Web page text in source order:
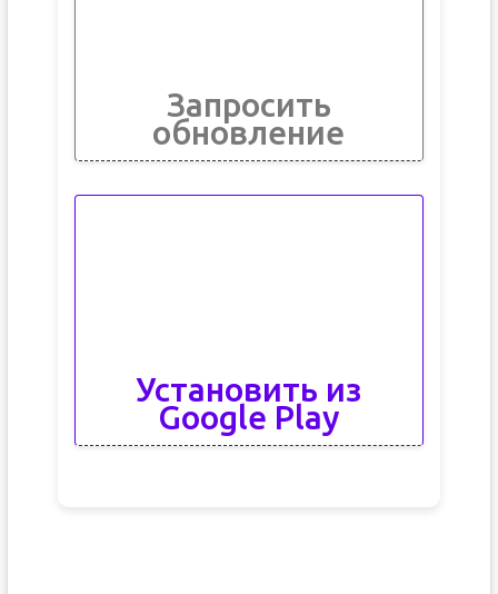
Запросить
обновление
Установить из
Google Play